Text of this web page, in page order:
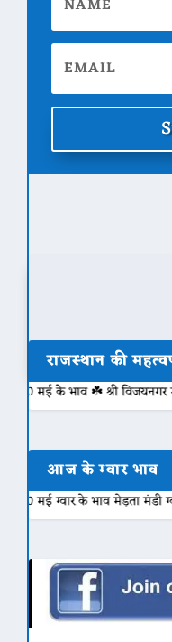
राजस्थान की
☘️ श्री विजयनगर मंडी के
आज के ग्वार भाव
के भाव मेड़ता मंडी ग्वार का